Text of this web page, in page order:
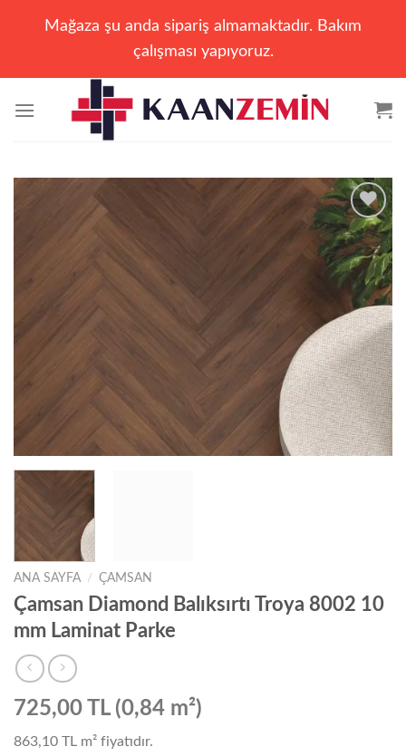
Mağaza şu anda sipariş almamaktadır. Bakım
çalışması yapıyoruz.
atla
Add to
wishlist
ANA SAYFA / ÇAMSAN
Çamsan Diamond Balıksırtı Troya 8002 10
mm Laminat Parke
725,00 TL (0,84 m²)
863,10 TL m² fiyatıdır.